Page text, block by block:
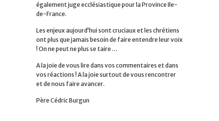
également juge ecclésiastique pour la Province Ile-
de-France.
Les enjeux aujourd’hui sont cruciaux et les chrétiens
ont plus que jamais besoin de faire entendre leur voix
! On ne peut ne plus se taire …
A la joie de vous lire dans vos commentaires et dans
vos réactions ! A la joie surtout de vous rencontrer
et de nous faire avancer.
Père Cédric Burgun